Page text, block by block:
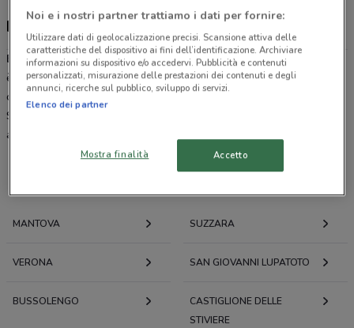
Bata, offerte e negozi
Bataè una catena di moda. Commercializza calzature fin dal 1931,
è presente oramai su tutto il territorio nazionale con l'apertura di
oltre 300 store, tra cui Bata City, Bata Superstore, Bata Factory
Store e Athletes World. È diventato negli anni uno dei marchi più
affermati per la vendita di calzature a prezzi modifici.
MANTOVA SUZZARA
VERONA SAN GIOVANNI LUPATOTO
BUSSOLENGO
CASTIGLIONE DELLE
STIVIERE
Noi e i nostri partner trattiamo i dati per fornire:
Utilizzare dati di geolocalizzazione precisi. Scansione attiva delle
caratteristiche del dispositivo ai fini dell’identificazione. Archiviare
informazioni su dispositivo e/o accedervi. Pubblicità e contenuti
personalizzati, misurazione delle prestazioni dei contenuti e degli
annunci, ricerche sul pubblico, sviluppo di servizi.
Elenco dei partner
Mostra finalità Accetto